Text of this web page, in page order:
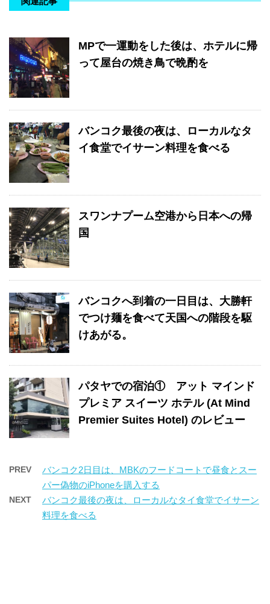
MPで一運動をした後は、ホテルに帰
って屋台の焼き鳥で晩酌を
バンコク最後の夜は、ローカルなタ
イ食堂でイサーン料理を食べる
スワンナプーム空港から日本への帰
国
バンコクへ到着の一日目は、大勝軒
でつけ麺を食べて天国への階段を駆
けあがる。
パタヤでの宿泊① アット マインド
プレミア スイーツ ホテル (At Mind
Premier Suites Hotel) のレビュー
PREV
バンコク2日目は、MBKのフードコートで昼食とスー
パー偽物のiPhoneを購入する
NEXT
バンコク最後の夜は、ローカルなタイ食堂でイサーン
料理を食べる